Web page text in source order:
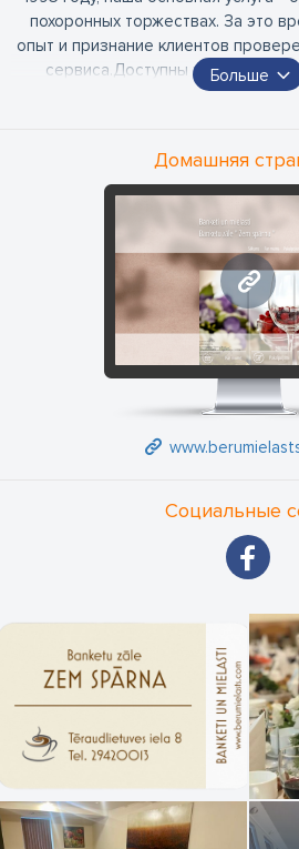
похоронных торжествах. За это
опыт и признание клиентов
сервиса.Доступны различные
каждого клиента, мы
бесплатная парковка
кондиционеры .Банкетный зал
Больше
Домашняя
Социальные